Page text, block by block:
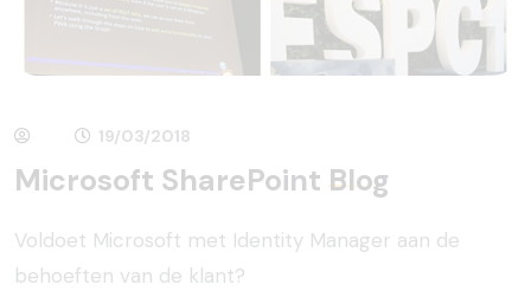
19/03/2018
Microsoft SharePoint Blog
Voldoet Microsoft met Identity Manager aan de
behoeften van de klant?